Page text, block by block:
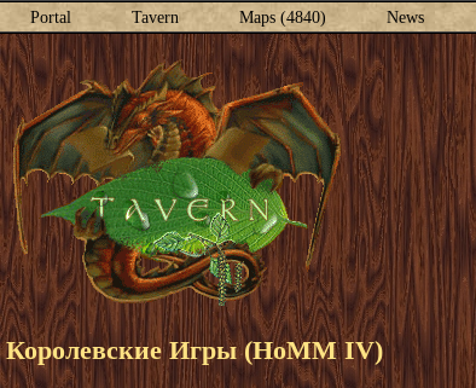
Portal Tavern Maps (4840) News
Королевские Игры (HoMM IV)